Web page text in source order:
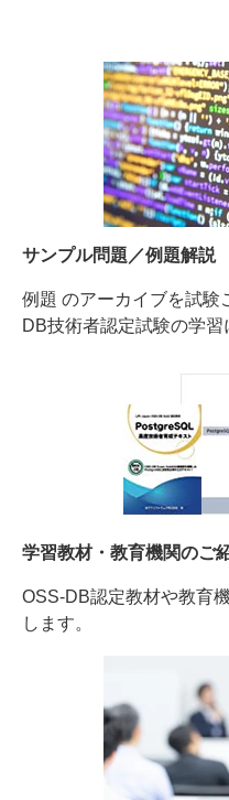
サンプル問題／例題解説
例題 のアーカイブを試験
DB技術者認定試験の学
学習教材・教育機関のご
OSS-DB認定教材や教育
します。